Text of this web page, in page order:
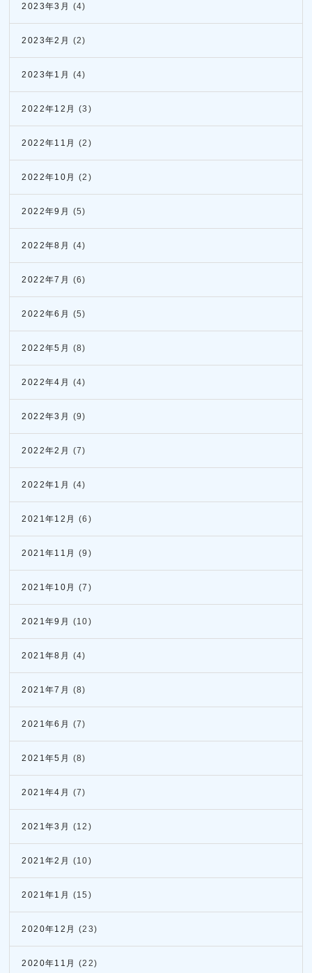
2023年3月 (4)
2023年2月 (2)
2023年1月 (4)
2022年12月 (3)
2022年11月 (2)
2022年10月 (2)
2022年9月 (5)
2022年8月 (4)
2022年7月 (6)
2022年6月 (5)
2022年5月 (8)
2022年4月 (4)
2022年3月 (9)
2022年2月 (7)
2022年1月 (4)
2021年12月 (6)
2021年11月 (9)
2021年10月 (7)
2021年9月 (10)
2021年8月 (4)
2021年7月 (8)
2021年6月 (7)
2021年5月 (8)
2021年4月 (7)
2021年3月 (12)
2021年2月 (10)
2021年1月 (15)
2020年12月 (23)
2020年11月 (22)